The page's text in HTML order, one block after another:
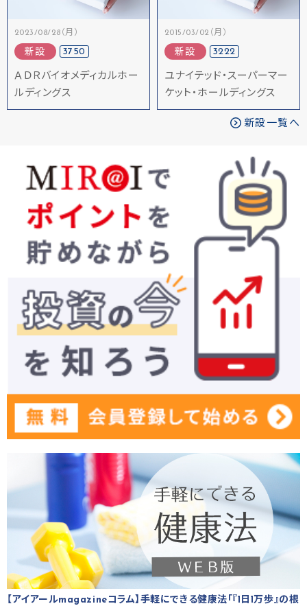
2023/08/28（月）
新設 3750
ＡＤＲバイオメディカルホー
ルディングス
2015/03/02（月）
新設 3222
ユナイテッド・スーパーマー
ケット・ホールディングス
新設一覧へ
【アイアールmagazineコラム】手軽にできる健康法「『1日1万歩』の根